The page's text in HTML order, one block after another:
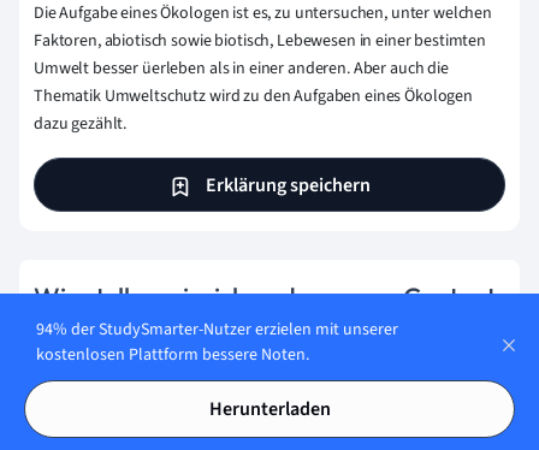
Die Aufgabe eines Ökologen ist es, zu untersuchen, unter welchen
Faktoren, abiotisch sowie biotisch, Lebewesen in einer bestimten
Umwelt besser üerleben als in einer anderen. Aber auch die
Thematik Umweltschutzwird zu den Aufgaben eines Ökologen
dazu gezählt.
Erklärung speichern
Wie stellen wir sicher, dass unser Content
korrekt und vertrauenswürdig ist?
die Millionen von Studierende unterstützt. Lerne die
Menschen kennen, die hart daran arbeiten, Fakten
94% der StudySmarter-Nutzer erzielen mit unserer
kostenlosen Plattform bessere Noten.
Herunterladen